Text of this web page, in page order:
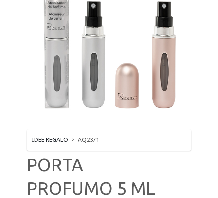
LINEA MYD BEAUTY
LINEA ON
LINEA SL
MAKE-UP E CIGLIA
MONOUSO ESTETICA
MUST HAVE BEAUTY
SOLARIUM
STRUMENTI TAGLIO E ACCESSORI MANICURE -
IDEE REGALO > AQ23/1
PORTA
PROFUMO 5 ML